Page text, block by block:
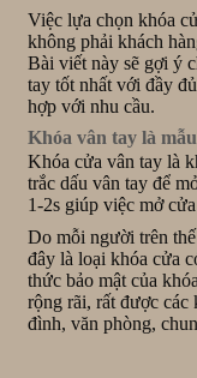
Việc lựa chọn khóa
không phải khách
Bài viết này sẽ gợi ý
tay tốt nhất với đầy
hợp với nhu cầu.
Khóa vân tay là
Khóa cửa vân tay là
trắc dấu vân tay để
1-2s giúp việc mở
Do mỗi người trên
đây là loại khóa cửa
thức bảo mật của
rộng rãi, rất được các
đình, văn phòng,